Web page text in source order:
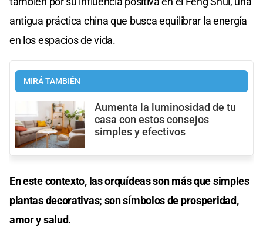
antigua práctica china que busca equilibrar la energía
en los espacios de vida.
MIRÁ TAMBIÉN
Aumenta la luminosidad de tu
casa con estos consejos
simples y efectivos
En este contexto, las orquídeas son más que simples
plantas decorativas; son símbolos de prosperidad,
amor y salud.